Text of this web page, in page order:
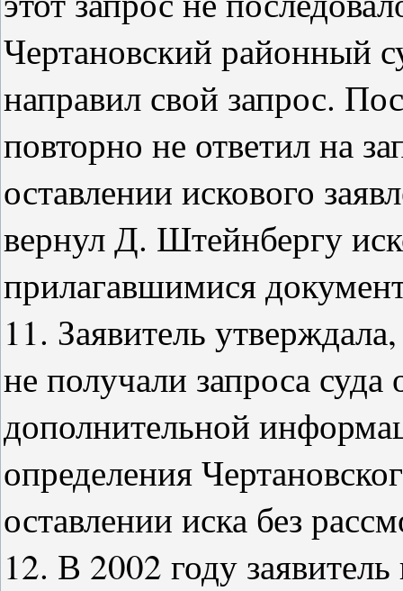
Чертановский районный
направил свой запрос.
повторно не ответил на
оставлении искового
вернул Д. Штейнбергу
прилагавшимися
11. Заявитель
не получали запроса
дополнительной
определения
оставлении иска без
12. В 2002 году